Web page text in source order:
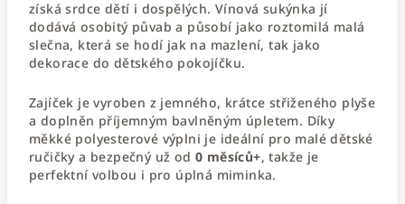
získá srdce dětí i dospělých. Vínová sukýnka jí
dodává osobitý půvab a působí jako roztomilá malá
slečna, která se hodí jak na mazlení, tak jako
dekorace do dětského pokojíčku.
Zajíček je vyroben z jemného, krátce střiženého plyše
a doplněn příjemným bavlněným úpletem. Díky
měkké polyesterové výplni je ideální pro malé dětské
ručičky a bezpečný už od 0 měsíců+, takže je
perfektní volbou i pro úplná miminka.